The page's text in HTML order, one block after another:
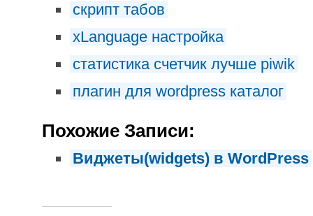
скрипт табов
xLanguage настройка
статистика счетчик лучше piwik
плагин для wordpress каталог
Похожие Записи:
Виджеты(widgets) в WordPress